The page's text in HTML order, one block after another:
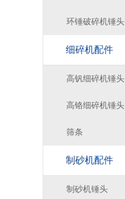
环锤破碎机锤头
细碎机配件
高钒细碎机锤头
高铬细碎机锤头
筛条
制砂机配件
制砂机锤头